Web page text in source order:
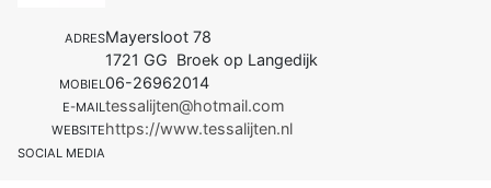
ADRESMayersloot 78
1721 GG Broek op Langedijk
MOBIEL06-26962014
E-MAILtessalijten@hotmail.com
WEBSITEhttps://www.tessalijten.nl
SOCIAL MEDIA